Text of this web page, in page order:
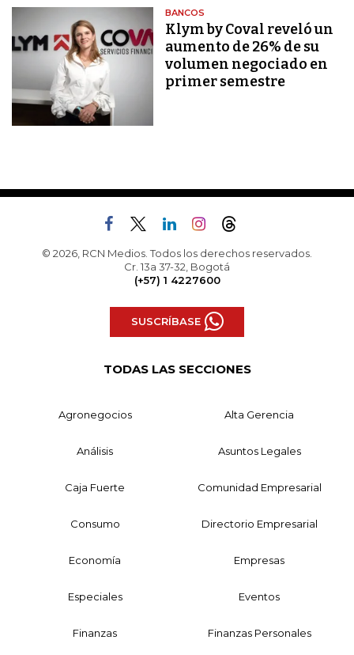
BANCOS
Klym by Coval reveló un
aumento de 26% de su
volumen negociado en
primer semestre
© 2026, RCN Medios. Todos los derechos reservados.
Cr. 13a 37-32, Bogotá
(+57) 1 4227600
SUSCRÍBASE
TODAS LAS SECCIONES
Agronegocios Alta Gerencia
Análisis Asuntos Legales
Caja Fuerte Comunidad Empresarial
Consumo Directorio Empresarial
Economía Empresas
Especiales Eventos
Finanzas Finanzas Personales